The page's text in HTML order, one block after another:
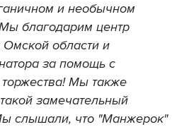
и необычном
благодарим центр
Омской области и
за помощь с
Мы также
замечательный
слышали, что "Манжерок"